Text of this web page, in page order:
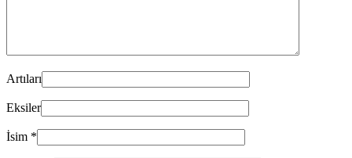
Artıları
Eksiler
İsim *